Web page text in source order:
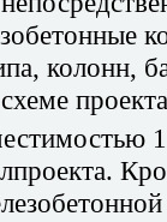
колонн,